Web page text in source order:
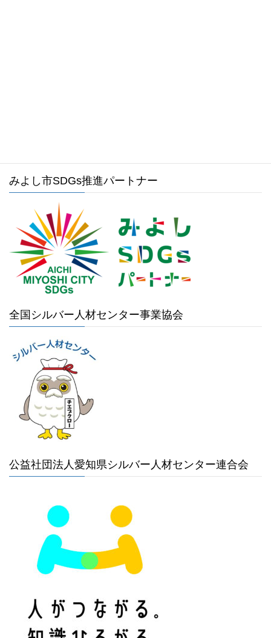
みよし市SDGs推進パートナー
全国シルバー人材センター事業協会
公益社団法人愛知県シルバー人材センター連合会